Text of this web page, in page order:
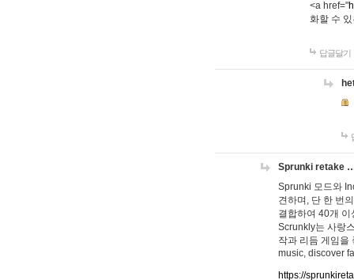
<a href="
화할 수
답글달기
Sprunki retake
Sprunki 모드와
견하며, 단 한 번
결합하여 40개
Scrunkly는 사랑
작과 리듬 게임을
music, discover
https://